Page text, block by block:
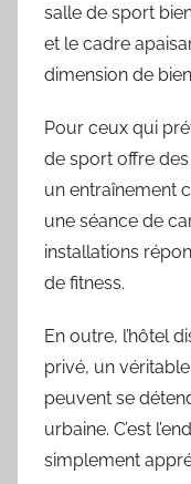
salle de sport
et le cadre
dimension de
Pour ceux qui
de sport offre
un entraînement
une séance de
installations
de fitness.
En outre, l’hôtel
privé, un
peuvent se
urbaine. C’est
simplement